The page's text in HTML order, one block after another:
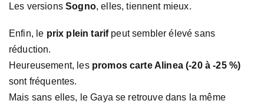
Les versionsSogno, elles, tiennent mieux.
Enfin, le prix plein tarifpeut sembler élevé sans
réduction.
Heureusement, les promos carte Alinea (-20 à -25 %)
sont fréquentes.
Mais sans elles, le Gaya se retrouve dans la même